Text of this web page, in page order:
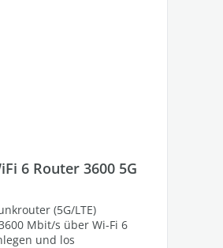
6 Router 3600 5G
(5G/LTE)
Mbit/s über Wi-Fi 6
und los